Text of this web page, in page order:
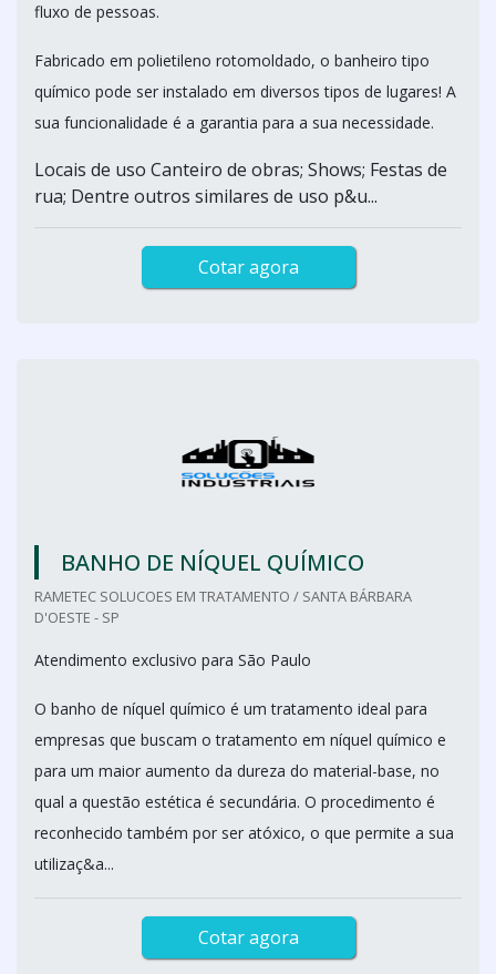
fluxo de pessoas.
Fabricado em polietileno rotomoldado, o banheiro tipo
químico pode ser instalado em diversos tipos de lugares! A
sua funcionalidade é a garantia para a sua necessidade.
Locais de uso Canteiro de obras; Shows; Festas de
rua; Dentre outros similares de uso p&u...
Cotar agora
BANHO DE NÍQUEL QUÍMICO
RAMETEC SOLUCOES EM TRATAMENTO / SANTA BÁRBARA
D'OESTE - SP
Atendimento exclusivo para São Paulo
O banho de níquel químico é um tratamento ideal para
empresas que buscam o tratamento em níquel químico e
para um maior aumento da dureza do material-base, no
qual a questão estética é secundária. O procedimento é
reconhecido também por ser atóxico, o que permite a sua
utilizaç&a...
Cotar agora